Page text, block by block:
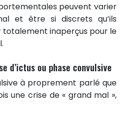
peuvent varier
et être si discrets qu’ils
totalement inaperçus pour le
d’ictus ou phase convulsive
à proprement parlé que
une crise de « grand mal »,